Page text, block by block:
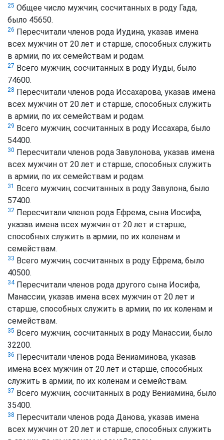
25 Общее число мужчин, сосчитанных в роду Гада,
было 45650.
26 Пересчитали членов рода Иудина, указав имена
всех мужчин от 20 лет и старше, способных служить
в армии, по их семействам и родам.
27 Всего мужчин, сосчитанных в роду Иуды, было
74600.
28 Пересчитали членов рода Иссахарова, указав имена
всех мужчин от 20 лет и старше, способных служить
в армии, по их семействам и родам.
29 Всего мужчин, сосчитанных в роду Иссахара, было
54400.
30 Пересчитали членов рода Завулонова, указав имена
всех мужчин от 20 лет и старше, способных служить
в армии, по их семействам и родам.
31
Всего мужчин, сосчитанных в роду Завулона, было
57400.
32 Пересчитали членов рода Ефрема, сына Иосифа,
указав имена всех мужчин от 20 лет и старше,
способных служить в армии, по их коленам и
семействам.
33 Всего мужчин, сосчитанных в роду Ефрема, было
40500.
34Пересчитали членов рода другого сына Иосифа,
Манассии, указав имена всех мужчин от 20 лет и
старше, способных служить в армии, по их коленам и
семействам.
35 Всего мужчин, сосчитанных в роду Манассии, было
32200.
36 Пересчитали членов рода Вениаминова, указав
имена всех мужчин от 20 лет и старше, способных
служить в армии, по их коленам и семействам.
37 Всего мужчин, сосчитанных в роду Вениамина, было
35400.
38 Пересчитали членов рода Данова, указав имена
всех мужчин от 20 лет и старше, способных служить